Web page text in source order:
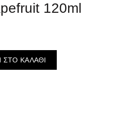
120ml
ΚΑΛΆΘΙ